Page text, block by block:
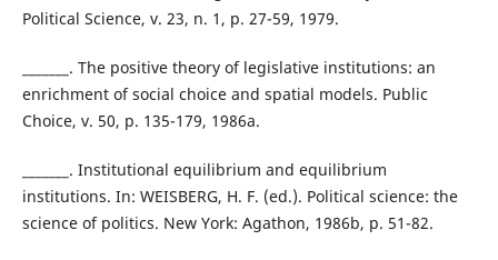
Political Science, v. 23, n. 1, p. 27-59, 1979.
_______. The positive theory of legislative institutions: an
enrichment of social choice and spatial models. Public
Choice, v. 50, p. 135-179, 1986a.
_______. Institutional equilibrium and equilibrium
institutions. In: WEISBERG, H. F. (ed.). Political science: the
science of politics. New York: Agathon, 1986b, p. 51-82.